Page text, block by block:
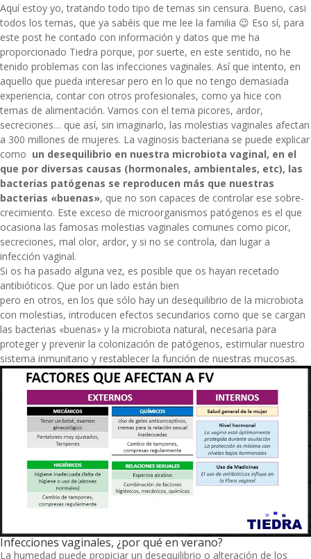
Aquí estoy yo, tratando todo tipo de temas sin censura. Bueno, casi
todos los temas, que ya sabéis que me lee la familia 😉 Eso sí, para
este post he contado con información y datos que me ha
proporcionado Tiedra porque, por suerte, en este sentido, no he
tenido problemas con las infecciones vaginales. Así que intento, en
aquello que pueda interesar pero en lo que no tengo demasiada
experiencia, contar con otros profesionales, como ya hice con
temas de alimentación. Vamos con el tema picores, ardor,
secreciones… que así, sin imaginarlo, las molestias vaginales afectan
a 300 millones de mujeres. La vaginosis bacteriana se puede explicar
como un desequilibrio en nuestra microbiota vaginal, en el
que por diversas causas (hormonales, ambientales, etc), las
bacterias patógenas se reproducen más que nuestras
bacterias «buenas», que no son capaces de controlar ese sobre-
crecimiento. Este exceso de microorganismos patógenos es el que
ocasiona las famosas molestias vaginales comunes como picor,
secreciones, mal olor, ardor, y si no se controla, dan lugar a
infección vaginal.
Si os ha pasado alguna vez, es posible que os hayan recetado
antibióticos. Que por un lado están bien
pero en otros, en los que sólo hay un desequilibrio de la microbiota
con molestias, introducen efectos secundarios como que se cargan
las bacterias «buenas» y la microbiota natural, necesaria para
proteger y prevenir la colonización de patógenos, estimular nuestro
sistema inmunitario y restablecer la función de nuestras mucosas.
Infecciones vaginales, ¿por qué en verano?
La humedad puede propiciar un desequilibrio o alteración de los